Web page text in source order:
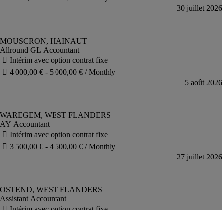
Allround GL Accountant
AY Accountant
Assistant Accountant